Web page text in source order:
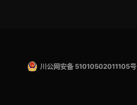
川公网安备 51010502011105号